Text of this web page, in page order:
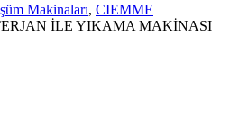
Makinaları, CIEMME
İLE YIKAMA MAKİNASI